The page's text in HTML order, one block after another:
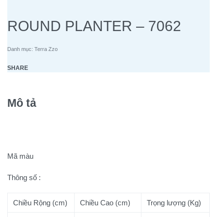
ROUND PLANTER – 7062
Danh mục: Terra Zzo
SHARE
Mô tả
Mã màu
Thông số :
Chiều Rộng (cm) Chiều Cao (cm) Trọng lượng (Kg)